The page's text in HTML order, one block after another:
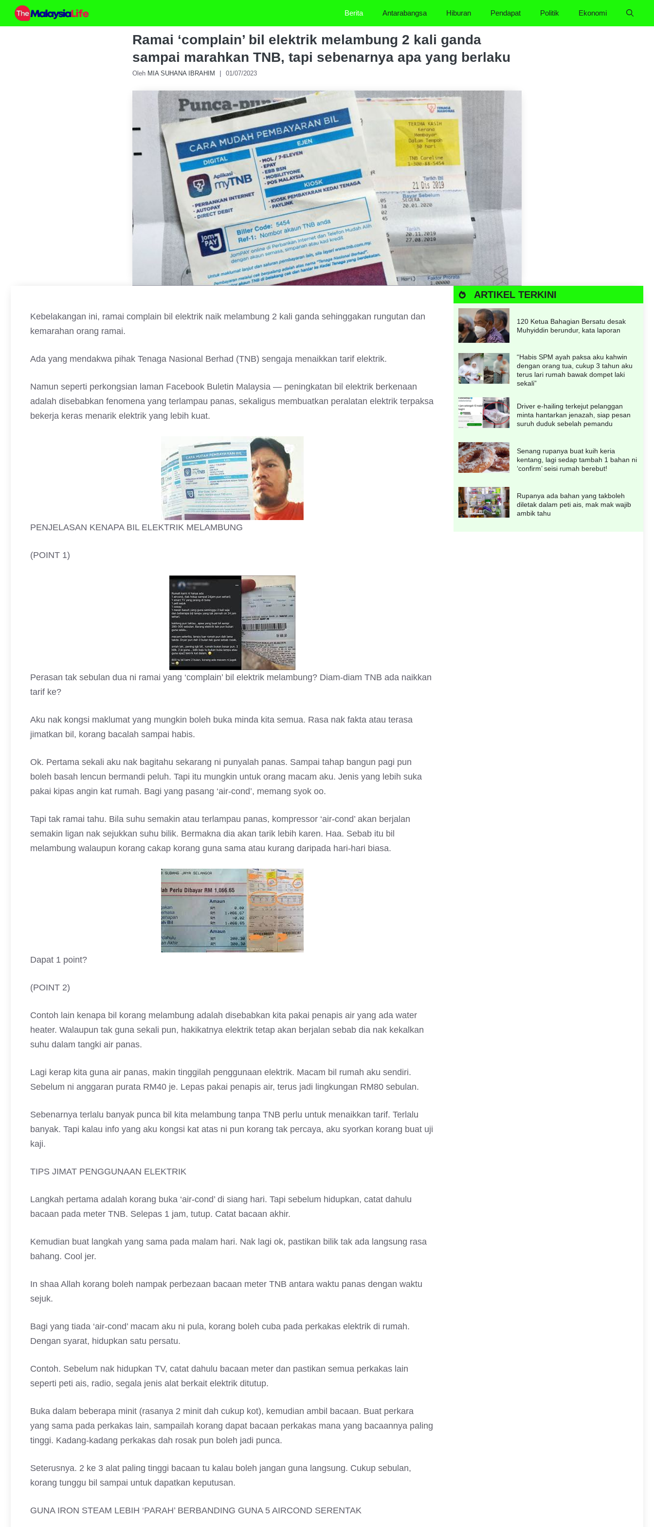
Skip
Berita Antarabangsa Hiburan Pendapat Politik Ekonomi
Ramai ‘complain’ bil elektrik melambung 2 kali ganda
sampai marahkan TNB, tapi sebenarnya apa yang berlaku
Oleh MIA SUHANA IBRAHIM 01/07/2023
Kebelakangan ini, ramai complain bil elektrik naik melambung 2 kali ganda sehinggakan rungutan dan
kemarahan orang ramai.
Ada yang mendakwa pihak Tenaga Nasional Berhad (TNB) sengaja menaikkan tarif elektrik.
Namun seperti perkongsian laman Facebook Buletin Malaysia — peningkatan bil elektrik berkenaan
adalah disebabkan fenomena yang terlampau panas, sekaligus membuatkan peralatan elektrik terpaksa
bekerja keras menarik elektrik yang lebih kuat.
PENJELASAN KENAPA BIL ELEKTRIK MELAMBUNG
(POINT 1)
Perasan tak sebulan dua ni ramai yang ‘complain’ bil elektrik melambung? Diam-diam TNB ada naikkan
tarif ke?
Aku nak kongsi maklumat yang mungkin boleh buka minda kita semua. Rasa nak fakta atau terasa
jimatkan bil, korang bacalah sampai habis.
Ok. Pertama sekali aku nak bagitahu sekarang ni punyalah panas. Sampai tahap bangun pagi pun
boleh basah lencun bermandi peluh. Tapi itu mungkin untuk orang macam aku. Jenis yang lebih suka
pakai kipas angin kat rumah. Bagi yang pasang ‘air-cond’, memang syok oo.
Tapi tak ramai tahu. Bila suhu semakin atau terlampau panas, kompressor ‘air-cond’ akan berjalan
semakin ligan nak sejukkan suhu bilik. Bermakna dia akan tarik lebih karen. Haa. Sebab itu bil
melambung walaupun korang cakap korang guna sama atau kurang daripada hari-hari biasa.
Dapat 1 point?
(POINT 2)
Contoh lain kenapa bil korang melambung adalah disebabkan kita pakai penapis air yang ada water
heater. Walaupun tak guna sekali pun, hakikatnya elektrik tetap akan berjalan sebab dia nak kekalkan
suhu dalam tangki air panas.
Lagi kerap kita guna air panas, makin tinggilah penggunaan elektrik. Macam bil rumah aku sendiri.
Sebelum ni anggaran purata RM40 je. Lepas pakai penapis air, terus jadi lingkungan RM80 sebulan.
Sebenarnya terlalu banyak punca bil kita melambung tanpa TNB perlu untuk menaikkan tarif. Terlalu
banyak. Tapi kalau info yang aku kongsi kat atas ni pun korang tak percaya, aku syorkan korang buat uji
kaji.
TIPS JIMAT PENGGUNAAN ELEKTRIK
Langkah pertama adalah korang buka ‘air-cond’ di siang hari. Tapi sebelum hidupkan, catat dahulu
bacaan pada meter TNB. Selepas 1 jam, tutup. Catat bacaan akhir.
Kemudian buat langkah yang sama pada malam hari. Nak lagi ok, pastikan bilik tak ada langsung rasa
bahang. Cool jer.
In shaa Allah korang boleh nampak perbezaan bacaan meter TNB antara waktu panas dengan waktu
sejuk.
Bagi yang tiada ‘air-cond’ macam aku ni pula, korang boleh cuba pada perkakas elektrik di rumah.
Dengan syarat, hidupkan satu persatu.
Contoh. Sebelum nak hidupkan TV, catat dahulu bacaan meter dan pastikan semua perkakas lain
seperti peti ais, radio, segala jenis alat berkait elektrik ditutup.
Buka dalam beberapa minit (rasanya 2 minit dah cukup kot), kemudian ambil bacaan. Buat perkara
yang sama pada perkakas lain, sampailah korang dapat bacaan perkakas mana yang bacaannya paling
tinggi. Kadang-kadang perkakas dah rosak pun boleh jadi punca.
Seterusnya. 2 ke 3 alat paling tinggi bacaan tu kalau boleh jangan guna langsung. Cukup sebulan,
korang tunggu bil sampai untuk dapatkan keputusan.
GUNA IRON STEAM LEBIH ‘PARAH’ BERBANDING GUNA 5 AIRCOND SERENTAK
ARTIKEL TERKINI
120 Ketua Bahagian Bersatu desak
Muhyiddin berundur, kata laporan
“Habis SPM ayah paksa aku kahwin
dengan orang tua, cukup 3 tahun aku
terus lari rumah bawak dompet laki
sekali”
Driver e-hailing terkejut pelanggan
minta hantarkan jenazah, siap pesan
suruh duduk sebelah pemandu
Senang rupanya buat kuih keria
kentang, lagi sedap tambah 1 bahan ni
‘confirm’ seisi rumah berebut!
Rupanya ada bahan yang takboleh
diletak dalam peti ais, mak mak wajib
ambik tahu